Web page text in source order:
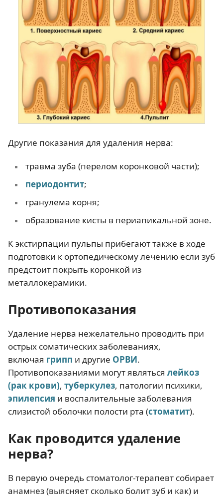
Другие показания для удаления нерва:
травма зуба (перелом коронковой части);
периодонтит;
гранулема корня;
образование кисты в периапикальной зоне.
К экстирпации пульпы прибегают также в ходе
подготовки к ортопедическому лечению если зуб
предстоит покрыть коронкой из
металлокерамики.
Противопоказания
Удаление нерва нежелательно проводить при
острых соматических заболеваниях,
включая грипп и другие ОРВИ.
Противопоказаниями могут являться лейкоз
(рак крови), туберкулез, патологии психики,
эпилепсия и воспалительные заболевания
слизистой оболочки полости рта (стоматит).
Как проводится удаление
нерва?
В первую очередь стоматолог-терапевт собирает
анамнез (выясняет сколько болит зуб и как) и